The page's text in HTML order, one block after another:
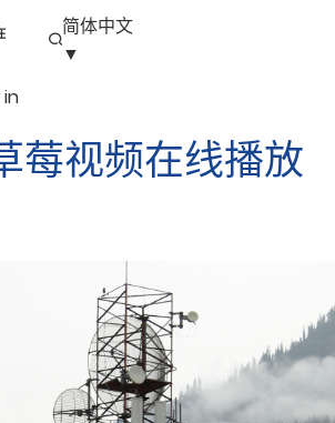
莓视频在线播放
简体中文
▼